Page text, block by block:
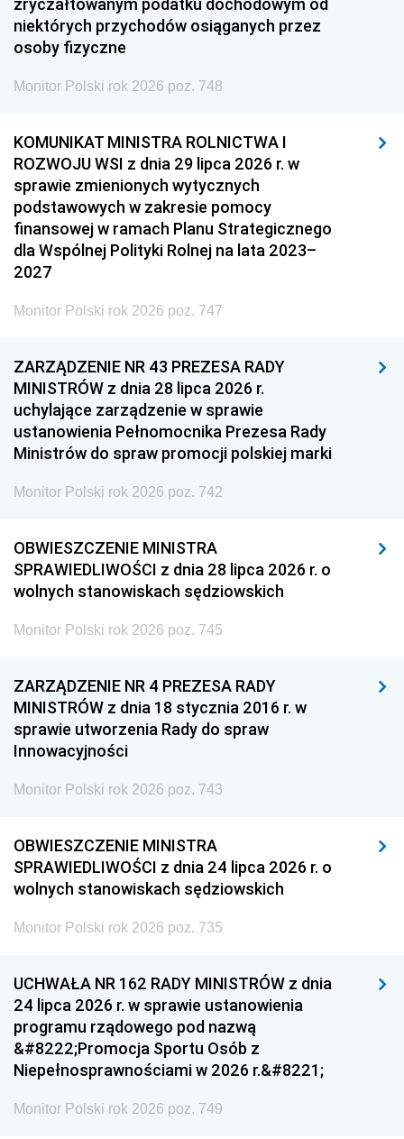
niektórych przychodów osiąganych przez
osoby fizyczne
Monitor Polski rok 2026 poz. 748
KOMUNIKAT MINISTRA ROLNICTWA I
ROZWOJU WSI z dnia 29 lipca 2026 r. w
sprawie zmienionych wytycznych
podstawowych w zakresie pomocy
finansowej w ramach Planu Strategicznego
dla Wspólnej Polityki Rolnej na lata 2023–
2027
Monitor Polski rok 2026 poz. 747
ZARZĄDZENIE NR 43 PREZESA RADY
MINISTRÓW z dnia 28 lipca 2026 r.
uchylające zarządzenie w sprawie
ustanowienia Pełnomocnika Prezesa Rady
Ministrów do spraw promocji polskiej marki
Monitor Polski rok 2026 poz. 742
OBWIESZCZENIE MINISTRA
SPRAWIEDLIWOŚCI z dnia 28 lipca 2026 r. o
wolnych stanowiskach sędziowskich
Monitor Polski rok 2026 poz. 745
ZARZĄDZENIE NR 4 PREZESA RADY
MINISTRÓW z dnia 18 stycznia 2016 r. w
sprawie utworzenia Rady do spraw
Innowacyjności
Monitor Polski rok 2026 poz. 743
OBWIESZCZENIE MINISTRA
SPRAWIEDLIWOŚCI z dnia 24 lipca 2026 r. o
wolnych stanowiskach sędziowskich
Monitor Polski rok 2026 poz. 735
UCHWAŁA NR 162 RADY MINISTRÓW z dnia
24 lipca 2026 r. w sprawie ustanowienia
programu rządowego pod nazwą
&#8222;Promocja Sportu Osób z
Niepełnosprawnościami w 2026 r.&#8221;
Monitor Polski rok 2026 poz. 749